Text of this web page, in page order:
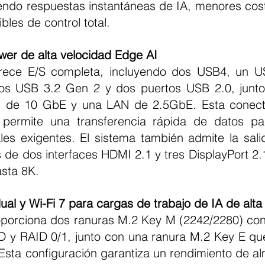
respuestas instantáneas de IA, menores
de control total.
de alta velocidad Edge AI
USB 3.2 Gen 2 y dos puertos USB 2.0,
de 10 GbE y una LAN de 2.5GbE. Esta
una transferencia rápida de datos
exigentes. El sistema también admite la
dos interfaces HDMI 2.1 y tres DisplayPort
8K.
y Wi-Fi 7 para cargas de trabajo de IA de
y RAID 0/1, junto con una ranura M.2 Key E
configuración garantiza un rendimiento de